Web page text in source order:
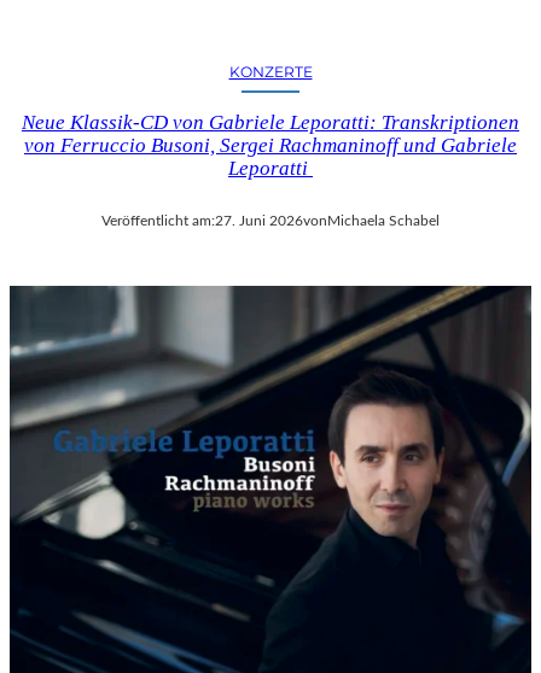
KONZERTE
Neue Klassik-CD von Gabriele Leporatti: Transkriptionen
von Ferruccio Busoni, Sergei Rachmaninoff und Gabriele
Leporatti
Veröffentlicht am:27. Juni 2026vonMichaela Schabel